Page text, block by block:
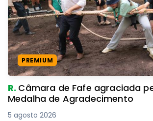
PREMIUM
R. Câmara de Fafe agraciada pelo
Medalha de Agradecimento
5 agosto 2026